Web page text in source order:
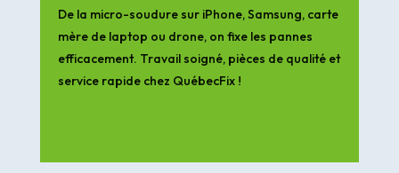
De la micro-soudure sur iPhone, Samsung, carte
mère de laptop ou drone, on fixe les pannes
efficacement. Travail soigné, pièces de qualité et
service rapide chez QuébecFix !